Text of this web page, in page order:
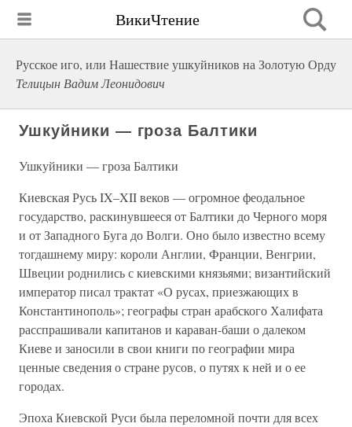
ВикиЧтение
Русское иго, или Нашествие ушкуйников на Золотую Орду
Телицын Вадим Леонидович
Ушкуйники — гроза Балтики
Ушкуйники — гроза Балтики
Киевская Русь IX–XII веков — огромное феодальное
государство, раскинувшееся от Балтики до Черного моря
и от Западного Буга до Волги. Оно было известно всему
тогдашнему миру: короли Англии, Франции, Венгрии,
Швеции роднились с киевскими князьями; византийский
император писал трактат «О русах, приезжающих в
Константинополь»; географы стран арабского Халифата
расспрашивали капитанов и караван-баши о далеком
Киеве и заносили в свои книги по географии мира
ценные сведения о стране русов, о путях к ней и о ее
городах.
Эпоха Киевской Руси была переломной почти для всех